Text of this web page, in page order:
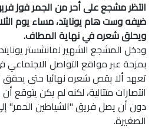
انتظر مشجع على أحر من الجمر فوز
ضيفه وست هام يونايتد، مساء يوم
ويحلق شعره في نهاية المطاف.
ودخل المشجع الشهير لمانشستر
انتصارات متتالية، لكنه لم يكن
دون أن يصل فريق "الشياطين الحمر"
الصغيرة.